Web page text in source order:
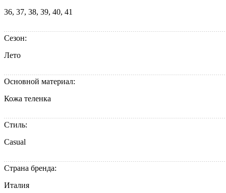
36, 37, 38, 39, 40, 41
Сезон:
Лето
Основной материал:
Кожа теленка
Стиль:
Casual
Страна бренда:
Италия